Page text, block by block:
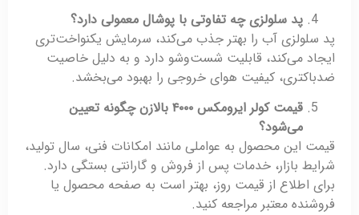
پد سلولزی چه تفاوتی با پوشال معمولی دارد؟
پد سلولزی آب را بهتر جذب می‌کند، سرمایش یکنواخت‌تری
ایجاد می‌کند، قابلیت شست‌وشو دارد و به دلیل خاصیت
ضدباکتری، کیفیت هوای خروجی را بهبود می‌بخشد.
قیمت کولر ایرومکس ۴۰۰۰ بالازن چگونه تعیین
می‌شود؟
قیمت این محصول به عواملی مانند امکانات فنی، سال تولید،
شرایط بازار، خدمات پس از فروش و گارانتی بستگی دارد.
برای اطلاع از قیمت روز، بهتر است به صفحه محصول یا
فروشنده معتبر مراجعه کنید.